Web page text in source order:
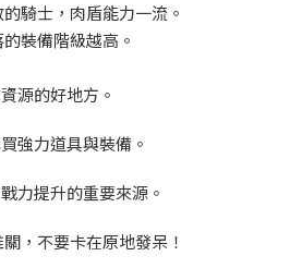
騎士，肉盾能力一流。
裝備階級越高。
源的好地方。
強力道具與裝備。
力提升的重要來源。
，不要卡在原地發呆！